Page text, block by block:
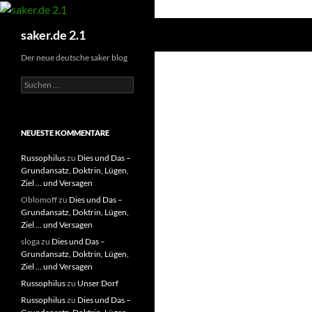
Zum
springen
saker.de 2.1
Der neue deutsche saker blog
S
u
e
n
a
c
h
:
NEUESTE KOMMENTARE
Russophiluszu Dies und Das –
Grundansatz, Doktrin, Lügen,
Ziel … und Versagen
Oblomoffzu Dies und Das –
Grundansatz, Doktrin, Lügen,
Ziel … und Versagen
slogazu Dies und Das –
Grundansatz, Doktrin, Lügen,
Ziel … und Versagen
Russophiluszu Unser Dorf
Russophiluszu Dies und Das –